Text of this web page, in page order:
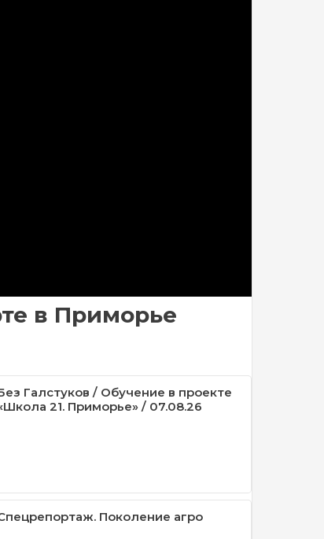
в Приморье
Галстуков / Обучение в проекте
21. Приморье» / 07.08.26
Поколение агро